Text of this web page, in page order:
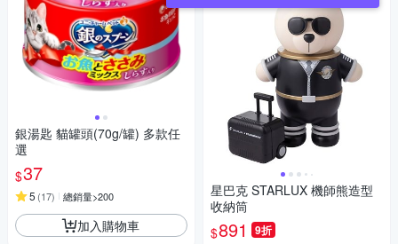
銀湯匙 貓罐頭(70g/罐) 多款任
選
$37
5 (17) 總銷量>200
加入購物車
星巴克 STARLUX 機師熊造型
收納筒
$891 9折